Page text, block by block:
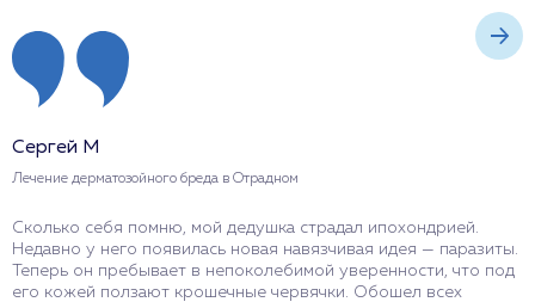
Сергей М
Лечение дерматозойного бреда в Отрадном
Сколько себя помню, мой дедушка страдал ипохондрией.
Недавно у него появилась новая навязчивая идея — паразиты.
Теперь он пребывает в непоколебимой уверенности, что под
его кожей ползают крошечные червячки. Обошел всех